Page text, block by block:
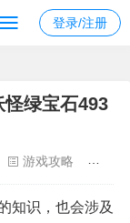
登录/注册
怪绿宝石493
游戏攻略
知识，也会涉及